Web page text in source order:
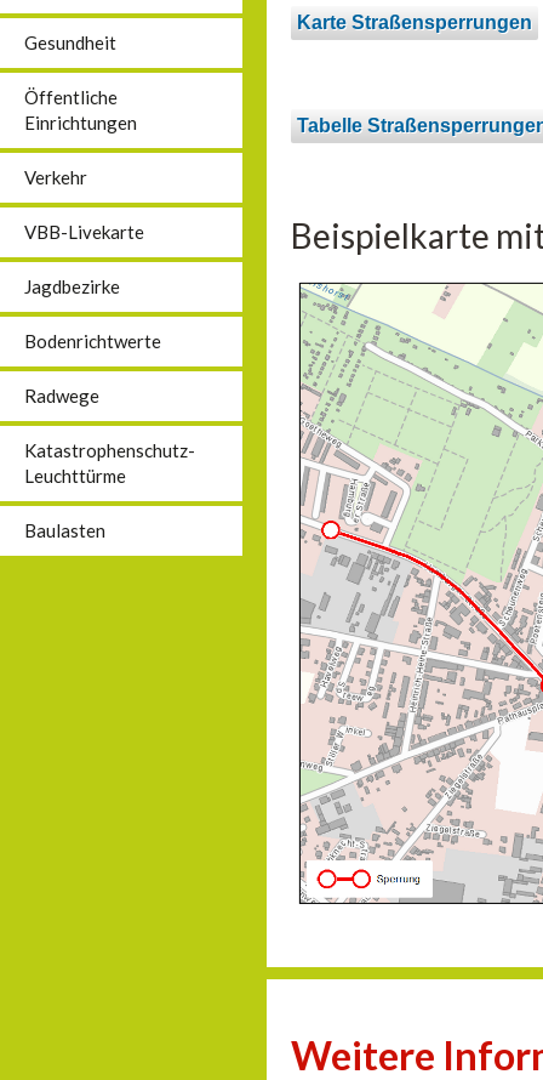
Gesundheit
Öffentliche
Einrichtungen
Verkehr
VBB-Livekarte
Jagdbezirke
Bodenrichtwerte
Radwege
Katastrophenschutz-
Leuchttürme
Baulasten
Karte Straßensperrungen
Tabelle
Beispielkarte
Weitere